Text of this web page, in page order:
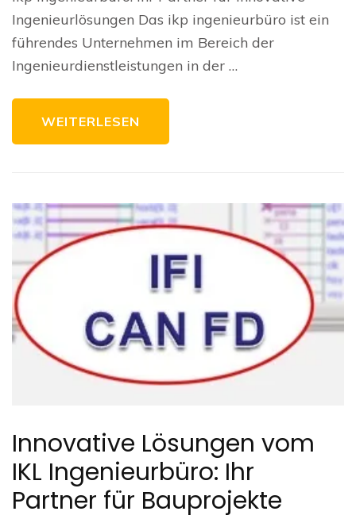
Ingenieurlösungen Das ikp ingenieurbüro ist ein
führendes Unternehmen im Bereich der
Ingenieurdienstleistungen in der …
WEITERLESEN
Innovative Lösungen vom
IKL Ingenieurbüro: Ihr
Partner für Bauprojekte